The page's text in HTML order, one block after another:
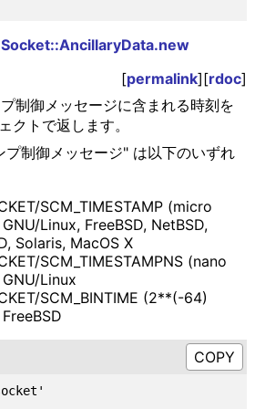
Socket::AncillaryData.new
[permalink][rdoc]
制御メッセージに含まれる時刻を
クトで返します。
プ制御メッセージ" は以下のいずれ
SCM_TIMESTAMP (micro
Linux, FreeBSD, NetBSD,
Solaris, MacOS X
SCM_TIMESTAMPNS (nano
Linux
SCM_BINTIME (2**(-64)